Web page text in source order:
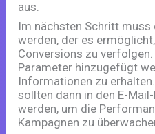
aus.
Im nächsten Schritt muss
werden, der es
Conversions zu
Parameter hinzugefügt
Informationen zu
sollten dann in den E-
werden, um die
Kampagnen zu